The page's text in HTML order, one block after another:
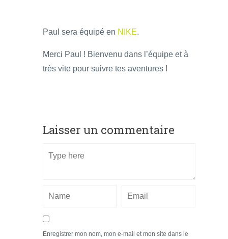
Paul sera équipé en NIKE.
Merci Paul ! Bienvenu dans l’équipe et à
très vite pour suivre tes aventures !
Laisser un commentaire
Enregistrer mon nom, mon e-mail et mon site dans le